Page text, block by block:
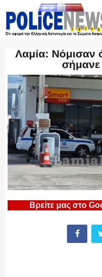
ΤΡΟΧΑΙΑ
ΟΠΚΕ
ΟΜΑΔΑ “Ζ”
ΕΚΑΜ
Λαμία: Νόμισαν
Βρείτε μας στο